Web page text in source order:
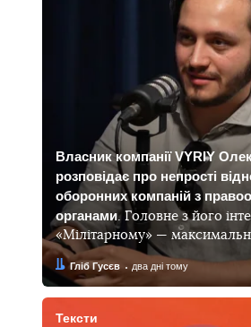
Власник компанії VYRIY
розповідає про непрості
оборонних компаній з
органами. Головне з його
«Мілітарному» —
Автор:Гліб Гусєв
Дата: два дні тому
Тексти